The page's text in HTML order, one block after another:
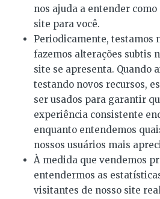
nos ajuda a entender
site para você.
Periodicamente, testamos
fazemos alterações subtis
site se apresenta. Quando
testando novos recursos,
ser usados ​​para garantir
experiência consistente
enquanto entendemos
nossos usuários mais
À medida que vendemos
entendermos as
visitantes de nosso site